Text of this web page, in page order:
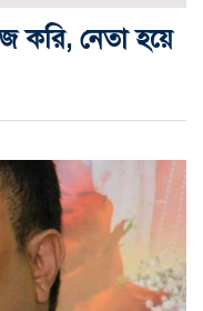
করি, নেতা হয়ে